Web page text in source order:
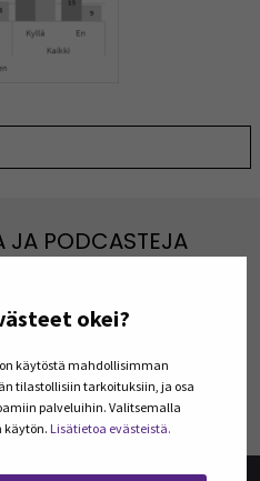
okei?
käytöstä mahdollisimman
tilastollisiin tarkoituksiin, ja osa
palveluihin. Valitsemalla
käytön. Lisätietoa evästeistä.
JA PODCASTEJA
lähetetään tilaajille